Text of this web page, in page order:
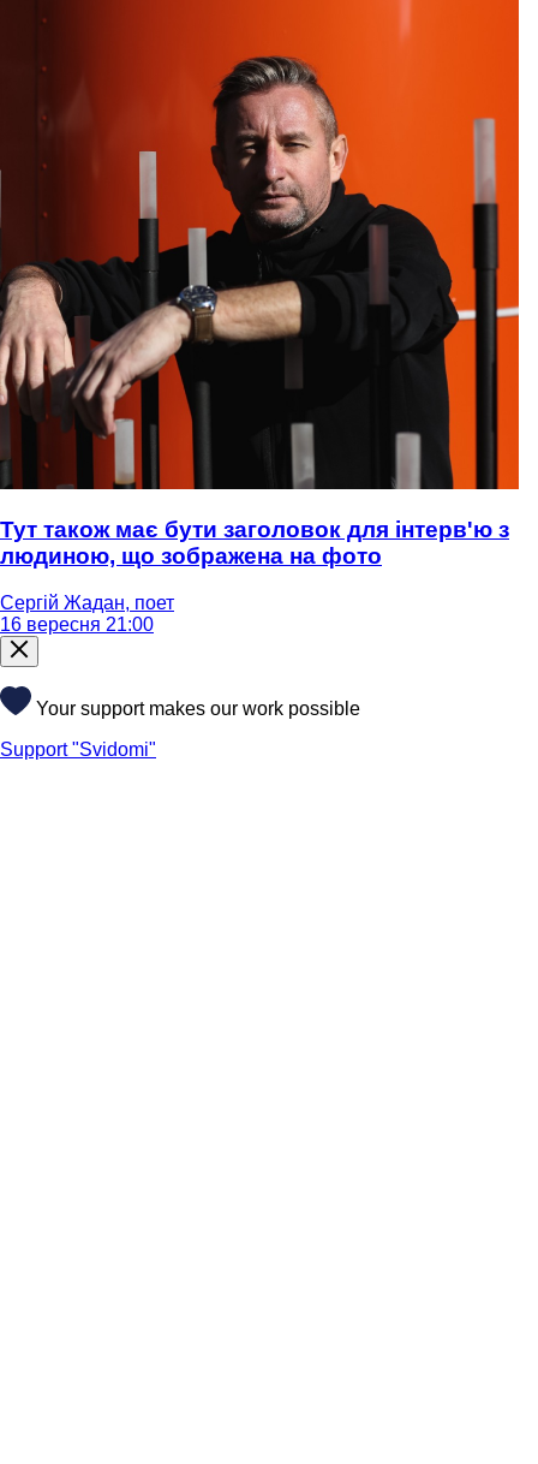
Тут також має бути заголовок для інтерв'ю з
людиною, що зображена на фото
Сергій Жадан, поет
16 вересня 21:00
Your support makes our work possible
Support "Svidomi"